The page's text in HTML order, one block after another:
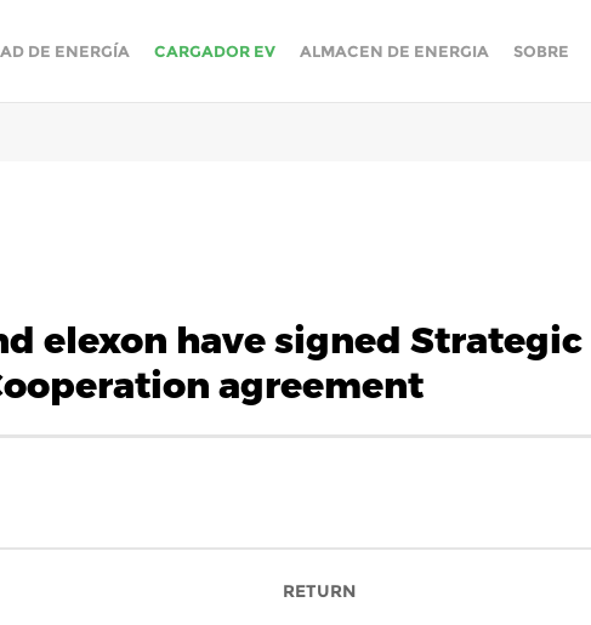
DE ENERGÍA CARGADOR EV ALMACEN DE ENERGIA SOBRE
elexon have signed
agreement
RETURN